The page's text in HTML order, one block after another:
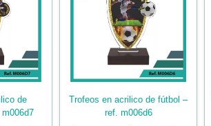
trofeos en acrilico de fútbol –
ref. m006d6